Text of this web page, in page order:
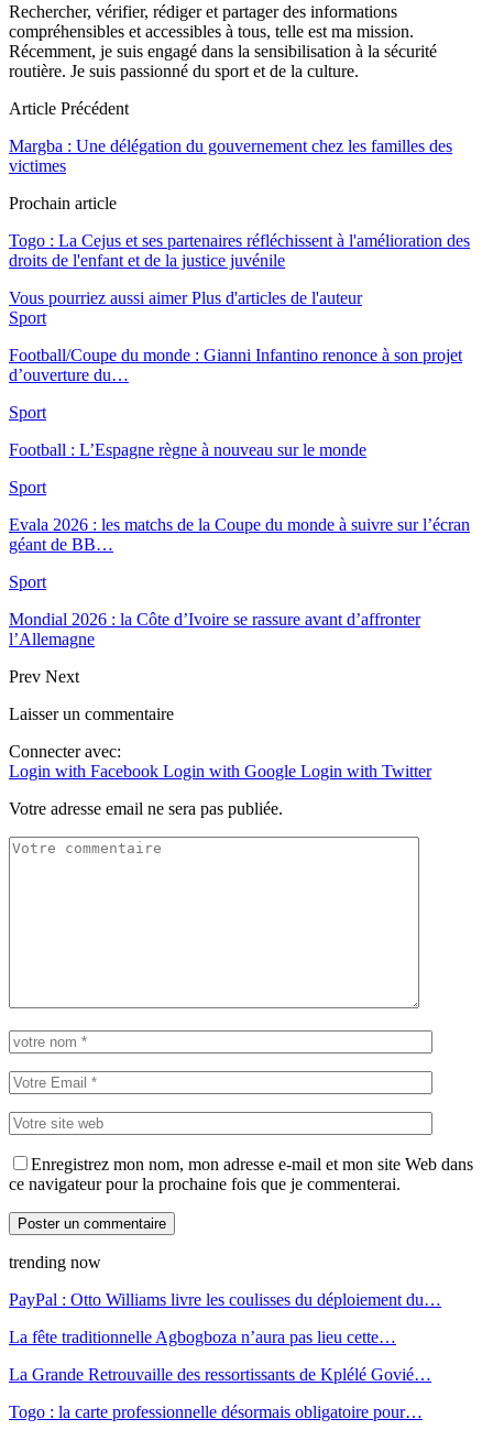
Rechercher, vérifier, rédiger et partager des informations
compréhensibles et accessibles à tous, telle est ma mission.
Récemment, je suis engagé dans la sensibilisation à la sécurité
routière. Je suis passionné du sport et de la culture.
Article Précédent
Margba : Une délégation du gouvernement chez les familles des
victimes
Prochain article
Togo : La Cejus et ses partenaires réfléchissent à l'amélioration des
droits de l'enfant et de la justice juvénile
Vous pourriez aussi aimer Plus d'articles de l'auteur
Sport
Football/Coupe du monde : Gianni Infantino renonce à son projet
d’ouverture du…
Sport
Football : L’Espagne règne à nouveau sur le monde
Sport
Evala 2026 : les matchs de la Coupe du monde à suivre sur l’écran
géant de BB…
Sport
Mondial 2026 : la Côte d’Ivoire se rassure avant d’affronter
l’Allemagne
Prev Next
Laisser un commentaire
Connecter avec:
Login with Facebook Login with Google Login with Twitter
Votre adresse email ne sera pas publiée.
Enregistrez mon nom, mon adresse e-mail et mon site Web dans
ce navigateur pour la prochaine fois que je commenterai.
trending now
PayPal : Otto Williams livre les coulisses du déploiement du…
La fête traditionnelle Agbogboza n’aura pas lieu cette…
La Grande Retrouvaille des ressortissants de Kplélé Govié…
Togo : la carte professionnelle désormais obligatoire pour…